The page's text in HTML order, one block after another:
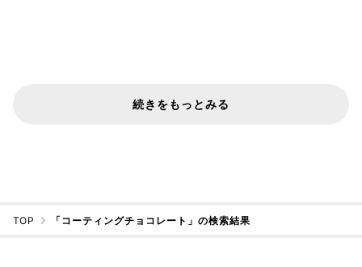
続きをもっとみる
TOP 「コーティングチョコレート」の検索結果